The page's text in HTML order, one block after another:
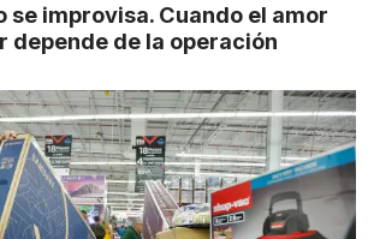
se improvisa. Cuando el amor
depende de la operación